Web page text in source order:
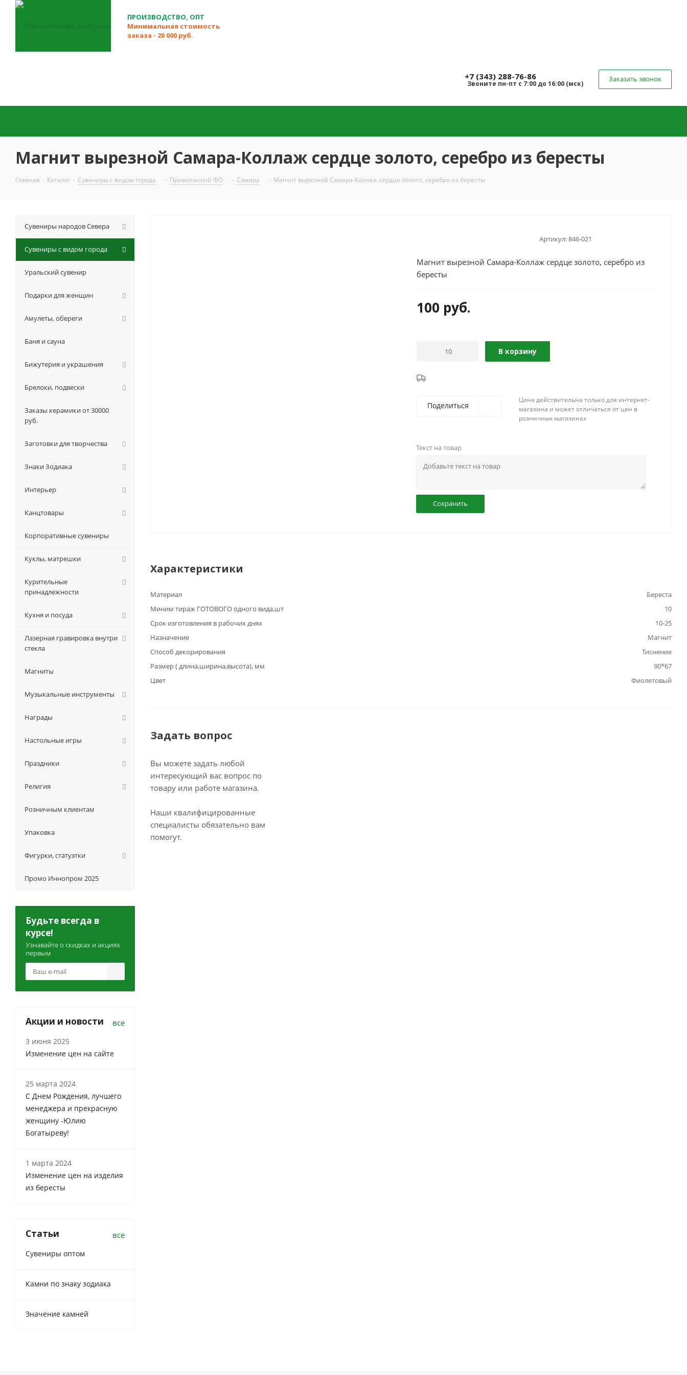
ПРОИЗВОДСТВО, ОПТ
Минимальная стоимость
заказа - 20 000 руб.
+7 (343) 288-76-86
Звоните пн-пт с 7:00 до 16:00 (мск)
Заказать звонок
Магнит вырезной Самара-Коллаж сердце золото, серебро из бересты
Главная - Каталог - Сувениры с видом города - Приволжский ФО - Самара - Магнит вырезной Самара-Коллаж сердце золото, серебро из бересты
Артикул:846-021
Магнит вырезной Самара-Коллаж сердце золото, серебро из
бересты
100 руб.
В корзину
Поделиться
Цена действительна только для интернет-
магазина и может отличаться от цен в
розничных магазинах
Текст на товар
Сохранить
Характеристики
Материал
Береста
Миним тираж ГОТОВОГО одного вида,шт
10
Срок изготовления в рабочих днях
10-25
Назначение
Магнит
Способ декорирования
Тиснение
Размер ( длина,ширина,высота), мм
90*67
Цвет
Фиолетовый
Задать вопрос
Вы можете задать любой
интересующий вас вопрос по
товару или работе магазина.
Наши квалифицированные
специалисты обязательно вам
помогут.
Сувениры народов Севера
Сувениры с видом города
Уральский сувенир
Подарки для женщин
Амулеты, обереги
Баня и сауна
Бижутерия и украшения
Брелоки, подвески
Заказы керамики от 30000
руб.
Заготовки для творчества
Знаки Зодиака
Интерьер
Канцтовары
Корпоративные сувениры
Куклы, матрешки
Курительные
принадлежности
Кухня и посуда
Лазерная гравировка внутри
стекла
Магниты
Музыкальные инструменты
Награды
Настольные игры
Праздники
Религия
Розничным клиентам
Упаковка
Фигурки, статуэтки
Промо Иннопром 2025
Будьте всегда в
курсе!
Узнавайте о скидках и акциях
первым
Акции и новости все
3 июня 2025
Изменение цен на сайте
25 марта 2024
С Днем Рождения, лучшего
менеджера и прекрасную
женщину -Юлию
Богатыреву!
1 марта 2024
Изменение цен на изделия
из бересты
Статьи все
Сувениры оптом
Камни по знаку зодиака
Значение камней